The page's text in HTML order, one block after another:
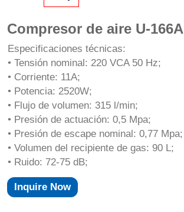
Compresor de aire U-166A
Especificaciones técnicas:
• Tensión nominal: 220 VCA 50 Hz;
• Corriente: 11A;
• Potencia: 2520W;
• Flujo de volumen: 315 l/min;
• Presión de actuación: 0,5 Mpa;
• Presión de escape nominal: 0,77 Mpa;
• Volumen del recipiente de gas: 90 L;
• Ruido: 72-75 dB;
Inquire Now